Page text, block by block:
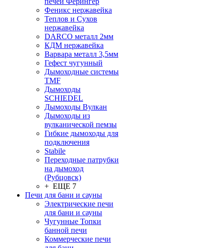
Феникс нержавейка
Теплов и Сухов
нержавейка
DARCO металл 2мм
КДМ нержавейка
Варвара металл 3,5мм
Гефест чугунный
Дымоходные системы
TMF
Дымоходы
SCHIEDEL
Дымоходы Вулкан
Дымоходы из
вулканической пемзы
Гибкие дымоходы для
подключения
Stabile
Переходные патрубки
на дымоход
(Рубцовск)
+ ЕЩЕ 7
Печи для бани и сауны
Электрические печи
для бани и сауны
Чугунные Топки
банной печи
Коммерческие печи